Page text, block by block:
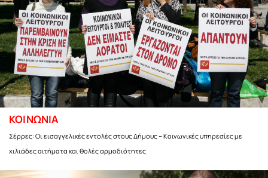
ΚΟΙΝΩΝΙΑ
Σέρρες: Οι εισαγγελικές εντολές στους Δήμους – Κοινωνικές υπηρεσίες με
χιλιάδες αιτήματα και θολές αρμοδιότητες